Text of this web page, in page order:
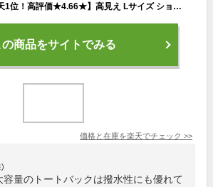
マザーズバッグ 【楽天1位！高評価★4.66★】高見え Lサイズ ショルダー ママバッグ ナイロン トートバッグ おしゃれ 軽量 大容量 トート 撥水 2WAY 保育園 陣痛バッグ マザーズバック 肩掛け カジュアル 旅行 出産祝 ギフト 送料無料 あす楽 アンコール Annekor ADS_SN21008
の商品をサイトでみる
価格と在庫を楽天でチェック >>
容量のトートバックは撥水性にも優れて